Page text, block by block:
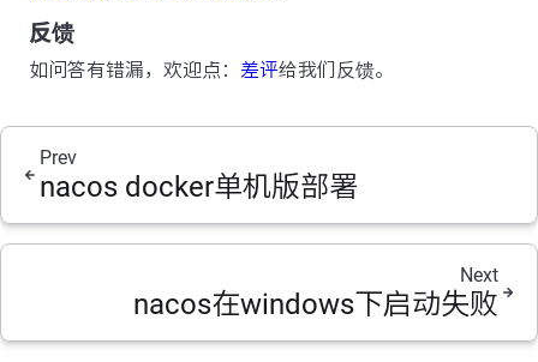
反馈
如问答有错漏，欢迎点： 差评给我们反馈。
Prev
nacos docker单机版部署
Next
nacos在windows下启动失败